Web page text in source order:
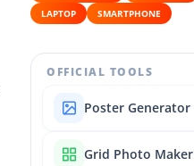
LAPTOP
SMARTPHONE
OFFICIAL TOOLS
Poster Generator
Grid Photo Maker